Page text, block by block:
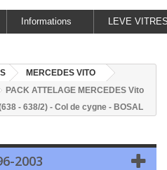
Informations LEVE
MERCEDES VITO
PACK ATTELAGE MERCEDES Vito
- 638/2) - Col de cygne - BOSAL
2003